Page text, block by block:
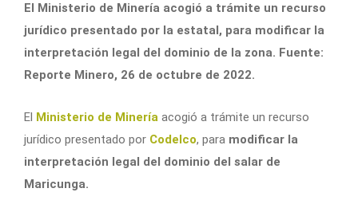
El Ministerio de Minería acogió a trámite un recurso
jurídico presentado por la estatal, para modificar la
interpretación legal del dominio de la zona. Fuente:
Reporte Minero, 26 de octubre de 2022.
El Ministerio de Minería acogió a trámite un recurso
jurídico presentado por Codelco, para modificar la
interpretación legal del dominio del salar de
Maricunga.